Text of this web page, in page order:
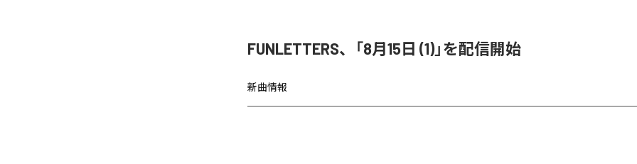
FUNLETTERS、「8月15日 (1)」を配信開始
新曲情報